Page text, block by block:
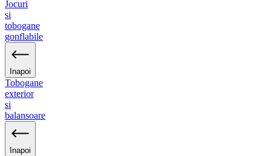
Jocuri
si
tobogane
gonflabile
Inapoi
Tobogane
exterior
si
balansoare
Inapoi